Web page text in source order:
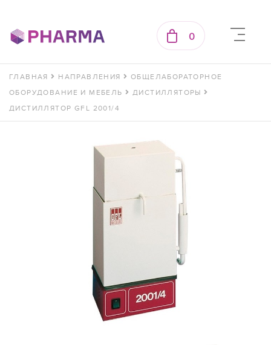
0
ГЛАВНАЯ НАПРАВЛЕНИЯ
ОБЩЕЛАБОРАТОРНОЕ
ОБОРУДОВАНИЕ И МЕБЕЛЬ
ДИСТИЛЛЯТОРЫ
ДИСТИЛЛЯТОР GFL 2001/4